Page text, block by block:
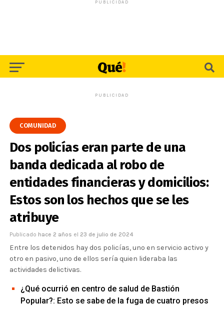
PUBLICIDAD
PUBLICIDAD
COMUNIDAD
Dos policías eran parte de una
banda dedicada al robo de
entidades financieras y domicilios:
Estos son los hechos que se les
atribuye
Publicado hace 2 años el 23 de julio de 2024
Entre los detenidos hay dos policías, uno en servicio activo y
otro en pasivo, uno de ellos sería quien lideraba las
actividades delictivas.
¿Qué ocurrió en centro de salud de Bastión
Popular?: Esto se sabe de la fuga de cuatro presos